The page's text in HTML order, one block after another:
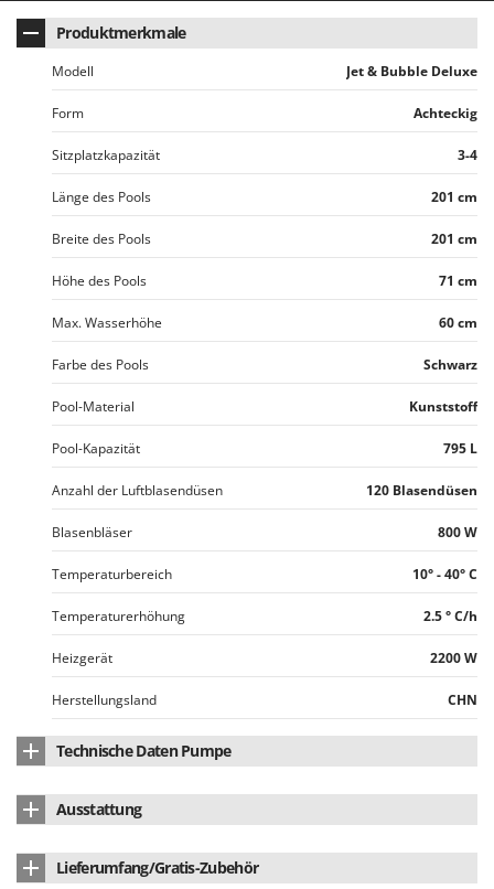
Marina Systems
Master
Mastercook
McCulloch
MCH
Michelin
Mille
Minox
Mockmill
MOSA
MOVA
Mowox
MTD
New O.M.R.A.
Nilfisk
Ninja
Novatec
Novital
NuAir
NuovaFac
O
Officine Savioli
Oliviero
OMA
Produktmerkmale
Modell Jet & Bubble Deluxe
Form Achteckig
Sitzplatzkapazität 3-4
Länge des Pools 201 cm
Breite des Pools 201 cm
Höhe des Pools 71 cm
Max. Wasserhöhe 60 cm
Farbe des Pools Schwarz
Pool-Material Kunststoff
Pool-Kapazität 795 L
Anzahl der Luftblasendüsen 120 Blasendüsen
Blasenbläser 800 W
Temperaturbereich 10° - 40° C
Temperaturerhöhung 2.5 ° C/h
Heizgerät 2200 W
Herstellungsland CHN
Technische Daten Pumpe
Filter Kartuschenfilter
Kartuschenfilter
Ausstattung
Lieferumfang/Gratis-Zubehör